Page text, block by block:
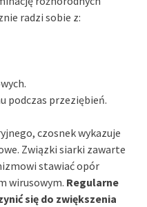
radzi sobie z:
podczas przeziębień.
czosnek wykazuje
Związki siarki zawarte
stawiać opór
wirusowym. Regularne
się do zwiększenia